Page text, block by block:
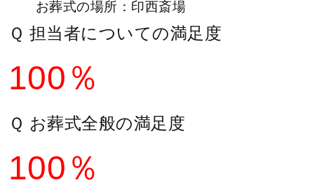
お葬式の場所：印西斎場
Ｑ 担当者についての満足度
100％
Ｑ お葬式全般の満足度
100％